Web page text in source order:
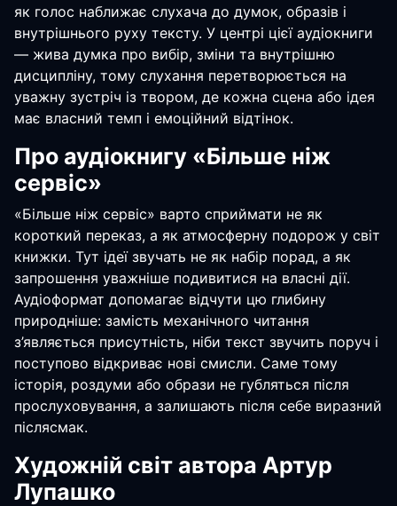
як голос наближає слухача до думок, образів і
внутрішнього руху тексту. У центрі цієї аудіокниги
— жива думка про вибір, зміни та внутрішню
дисципліну, тому слухання перетворюється на
уважну зустріч із твором, де кожна сцена або ідея
має власний темп і емоційний відтінок.
Про аудіокнигу «Більше ніж
сервіс»
«Більше ніж сервіс» варто сприймати не як
короткий переказ, а як атмосферну подорож у світ
книжки. Тут ідеї звучать не як набір порад, а як
запрошення уважніше подивитися на власні дії.
Аудіоформат допомагає відчути цю глибину
природніше: замість механічного читання
з’являється присутність, ніби текст звучить поруч і
поступово відкриває нові смисли. Саме тому
історія, роздуми або образи не губляться після
прослуховування, а залишають після себе виразний
післясмак.
Художній світ автора Артур
Лупашко